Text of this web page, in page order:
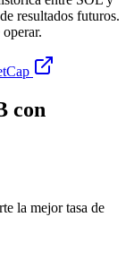
resultados futuros.
con
la mejor tasa de